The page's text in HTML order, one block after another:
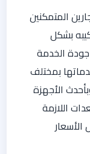
المتمكنين
بشكل
الخدمة
بمختلف
الأجهزة
اللازمة